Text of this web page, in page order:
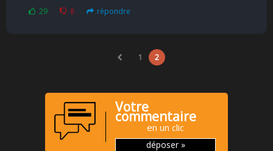
29 8 répondre
1 2
Votre
commentaire
en un clic
déposer »